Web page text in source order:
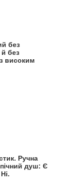
без
й без
високим
Ручна
душ: Є